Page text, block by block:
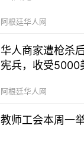
阿根廷华人网
华人商家遭枪杀
宪兵，收受5000
阿根廷华人网
教师工会本周一